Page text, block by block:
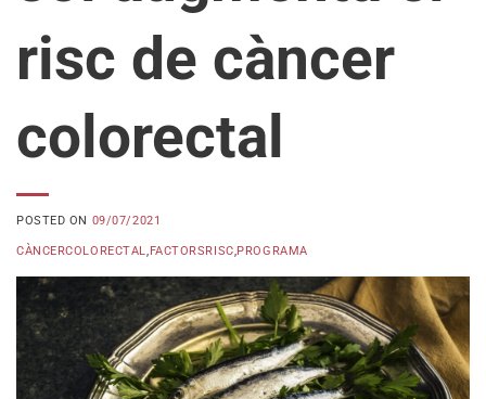
risc de càncer
colorectal
POSTED ON 09/07/2021
CÀNCERCOLORECTAL,FACTORSRISC,PROGRAMA